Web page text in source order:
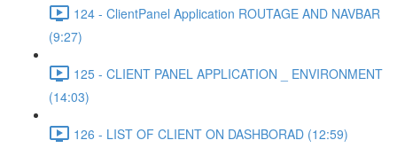
124 - ClientPanel Application ROUTAGE AND NAVBAR
(9:27)
125 - CLIENT PANEL APPLICATION _ ENVIRONMENT
(14:03)
126 - LIST OF CLIENT ON DASHBORAD (12:59)